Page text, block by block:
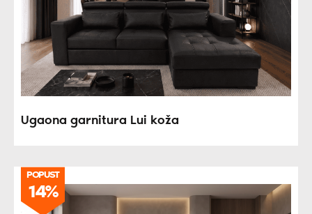
Ugaona garnitura Lui koža
POPUST
14%